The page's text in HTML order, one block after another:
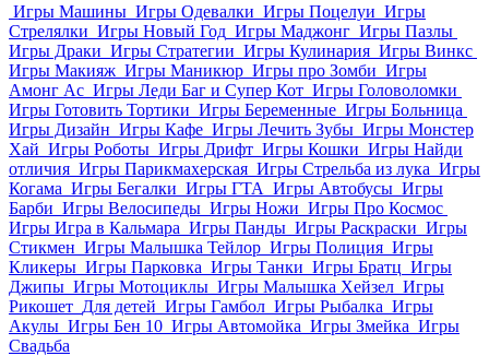
Игры Машины Игры Одевалки Игры Поцелуи Игры
Стрелялки Игры Новый Год Игры Маджонг Игры Пазлы
Игры Драки Игры Стратегии Игры Кулинария Игры Винкс
Игры Макияж Игры Маникюр Игры про Зомби Игры
Амонг Ас Игры Леди Баг и Супер Кот Игры Головоломки
Игры Готовить Тортики Игры Беременные Игры Больница
Игры Дизайн Игры Кафе Игры Лечить Зубы Игры Монстер
Хай Игры Роботы Игры Дрифт Игры Кошки Игры Найди
отличия Игры Парикмахерская Игры Стрельба из лука Игры
Когама Игры Бегалки Игры ГТА Игры Автобусы Игры
Барби Игры Велосипеды Игры Ножи Игры Про Космос
Игры Игра в Кальмара Игры Панды Игры Раскраски Игры
Стикмен Игры Малышка Тейлор Игры Полиция Игры
Кликеры Игры Парковка Игры Танки Игры Братц Игры
Джипы Игры Мотоциклы Игры Малышка Хейзел Игры
Рикошет Для детей Игры Гамбол Игры Рыбалка Игры
Акулы Игры Бен 10 Игры Автомойка Игры Змейка Игры
Свадьба